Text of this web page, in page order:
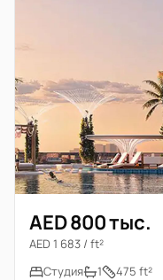
AED 800 тыс.
AED 1 683 / ft²
Студия
1 475 ft²